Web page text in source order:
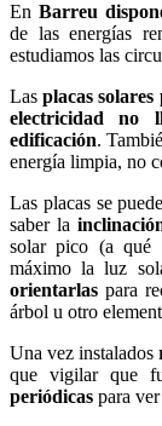
En Barreu
de las energías
estudiamos las
Lasplacas
electricidad no
edificación.
energía limpia, no
Las placas se
saber la
solar pico (a qué
máximo la luz
orientarlas para
árbol u otro
Una vez instalados
que vigilar que
periódicas para